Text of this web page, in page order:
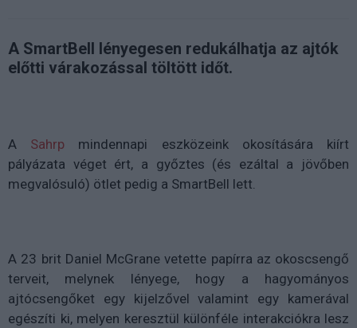
A SmartBell lényegesen redukálhatja az ajtók
előtti várakozással töltött időt.
A Sahrp mindennapi eszközeink okosítására kiírt
pályázata véget ért, a győztes (és ezáltal a jövőben
megvalósuló) ötlet pedig a SmartBell lett.
A 23 brit Daniel McGrane vetette papírra az okoscsengő
terveit, melynek lényege, hogy a hagyományos
ajtócsengőket egy kijelzővel valamint egy kamerával
egészíti ki, melyen keresztül különféle interakciókra lesz